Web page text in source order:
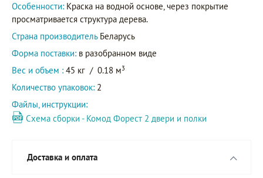
Особенности: Краска на водной основе, через покрытие
просматривается структура дерева.
Страна производитель Беларусь
Форма поставки: в разобранном виде
Вес и объем : 45 кг / 0.18 м3
Количество упаковок: 2
Файлы, инструкции:
Схема сборки - Комод Форест 2 двери и полки
Доставка и оплата